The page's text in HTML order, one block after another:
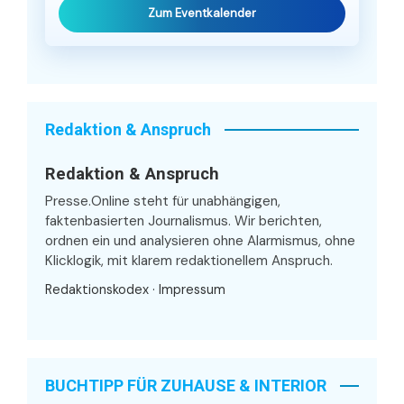
Zum Eventkalender
Redaktion & Anspruch
Redaktion & Anspruch
Presse.Online steht für unabhängigen,
faktenbasierten Journalismus. Wir berichten,
ordnen ein und analysieren ohne Alarmismus, ohne
Klicklogik, mit klarem redaktionellem Anspruch.
Redaktionskodex · Impressum
BUCHTIPP FÜR ZUHAUSE & INTERIOR